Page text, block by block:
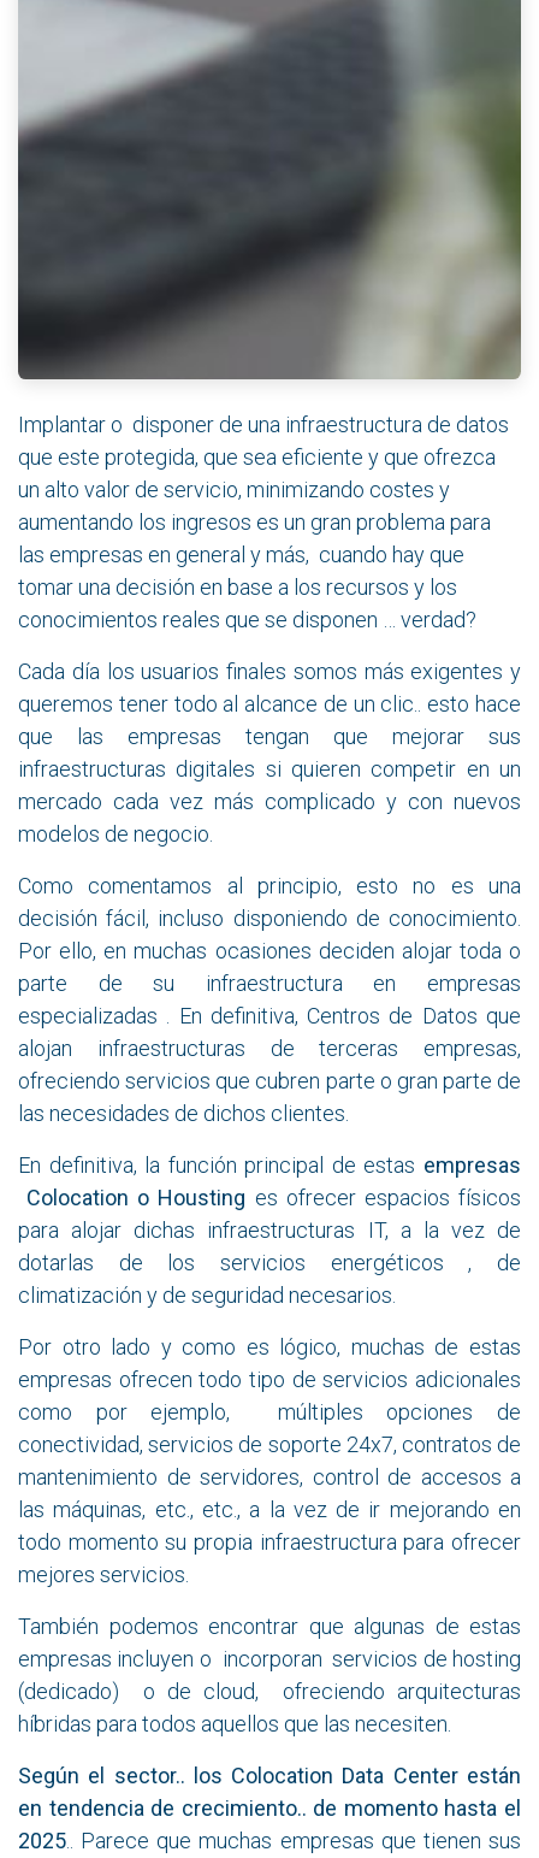
Implantar o disponer de una infraestructura de datos
que este protegida, que sea eficiente y que ofrezca
un alto valor de servicio, minimizando costes y
aumentando los ingresos es un gran problema para
las empresas en general y más, cuando hay que
tomar una decisión en base a los recursos y los
conocimientos reales que se disponen … verdad?
Cada día los usuarios finales somos más exigentes y
queremos tener todo al alcance de un clic.. esto hace
que las empresas tengan que mejorar sus
infraestructuras digitales si quieren competir en un
mercado cada vez más complicado y con nuevos
modelos de negocio.
Como comentamos al principio, esto no es una
decisión fácil, incluso disponiendo de conocimiento.
Por ello, en muchas ocasiones deciden alojar toda o
parte de su infraestructura en empresas
especializadas . En definitiva, Centros de Datos que
alojan infraestructuras de terceras empresas,
ofreciendo servicios que cubren parte o gran parte de
las necesidades de dichos clientes.
En definitiva, la función principal de estas empresas
Colocation o Housting es ofrecer espacios físicos
para alojar dichas infraestructuras IT, a la vez de
dotarlas de los servicios energéticos , de
climatización y de seguridad necesarios.
Por otro lado y como es lógico, muchas de estas
empresas ofrecen todo tipo de servicios adicionales
como por ejemplo, múltiples opciones de
conectividad, servicios de soporte 24x7, contratos de
mantenimiento de servidores, control de accesos a
las máquinas, etc., etc., a la vez de ir mejorando en
todo momento su propia infraestructura para ofrecer
mejores servicios.
También podemos encontrar que algunas de estas
empresas incluyen o incorporan servicios de hosting
(dedicado) o de cloud, ofreciendo arquitecturas
híbridas para todos aquellos que las necesiten.
Según el sector.. los Colocation Data Center están
en tendencia de crecimiento.. de momento hasta el
2025 .. Parece que muchas empresas que tienen sus